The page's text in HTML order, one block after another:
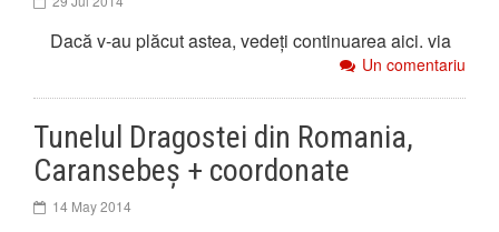
Dacă v-au plăcut astea, vedeți continuarea aici. via
Un comentariu
Tunelul Dragostei din Romania,
Caransebeș + coordonate
14 May 2014